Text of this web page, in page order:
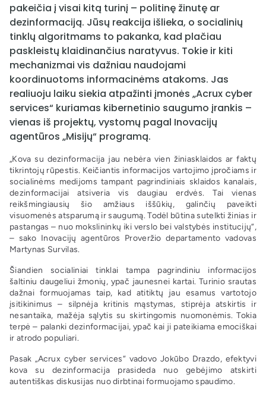
pakeičia į visai kitą turinį – politinę žinutę ar
dezinformaciją. Jūsų reakcija išlieka, o socialinių
tinklų algoritmams to pakanka, kad plačiau
paskleistų klaidinančius naratyvus. Tokie ir kiti
mechanizmai vis dažniau naudojami
koordinuotoms informacinėms atakoms. Jas
realiuoju laiku siekia atpažinti įmonės „Acrux cyber
services“ kuriamas kibernetinio saugumo įrankis –
vienas iš projektų, vystomų pagal Inovacijų
agentūros „Misijų“ programą.
„Kova su dezinformacija jau nebėra vien žiniasklaidos ar faktų
tikrintojų rūpestis. Keičiantis informacijos vartojimo įpročiams ir
socialinėms medijoms tampant pagrindiniais sklaidos kanalais,
dezinformacijai atsiveria vis daugiau erdvės. Tai vienas
reikšmingiausių šio amžiaus iššūkių, galinčių paveikti
visuomenės atsparumą ir saugumą. Todėl būtina sutelkti žinias ir
pastangas – nuo mokslininkų iki verslo bei valstybės institucijų“,
– sako Inovacijų agentūros Proveržio departamento vadovas
Martynas Survilas.
Šiandien socialiniai tinklai tampa pagrindiniu informacijos
šaltiniu daugeliui žmonių, ypač jaunesnei kartai. Turinio srautas
dažnai formuojamas taip, kad atitiktų jau esamus vartotojo
įsitikinimus – silpnėja kritinis mąstymas, stiprėja atskirtis ir
nesantaika, mažėja sąlytis su skirtingomis nuomonėmis. Tokia
terpė – palanki dezinformacijai, ypač kai ji pateikiama emociškai
ir atrodo populiari.
Pasak „Acrux cyber services“ vadovo Jokūbo Drazdo, efektyvi
kova su dezinformacija prasideda nuo gebėjimo atskirti
autentiškas diskusijas nuo dirbtinai formuojamo spaudimo.